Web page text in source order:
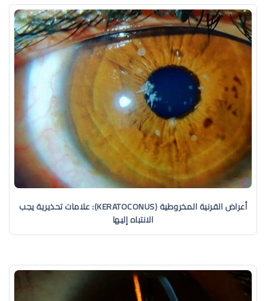
أعراض القرنية المخروطية (KERATOCONUS): علامات تحذيرية يجب
الانتباه إليها